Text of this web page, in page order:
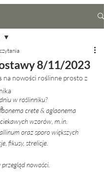
8/11/2023
na nowości roślinne prosto z
w roślinniku?
crete & aglaonema
wzorów, m.in.
oraz sporo większych
fikusy, strelicje.
nowości.